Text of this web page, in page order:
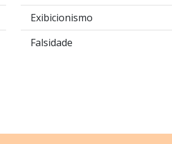
Exibicionismo
Falsidade